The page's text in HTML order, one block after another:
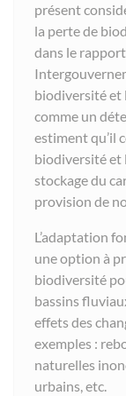
présent
la perte de
dans le
biodiversité et
comme un
estiment qu’il
biodiversité et
stockage du
provision de
L’adaptation
une option à
biodiversité
bassins
effets des
exemples :
naturelles
urbains, etc.